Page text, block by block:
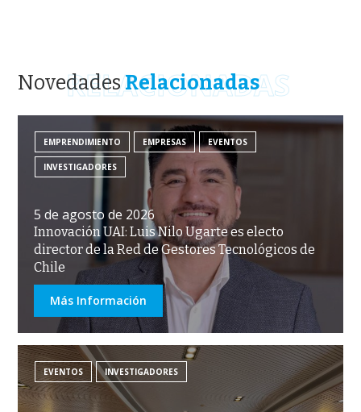
RELACIONADAS
NovedadesRelacionadas
EMPRENDIMIENTO EMPRESAS EVENTOS
INVESTIGADORES
5 de agosto de 2026
Innovación UAI: Luis Nilo Ugarte es electo
director de la Red de Gestores Tecnológicos de
Chile
Más Información
EVENTOS INVESTIGADORES